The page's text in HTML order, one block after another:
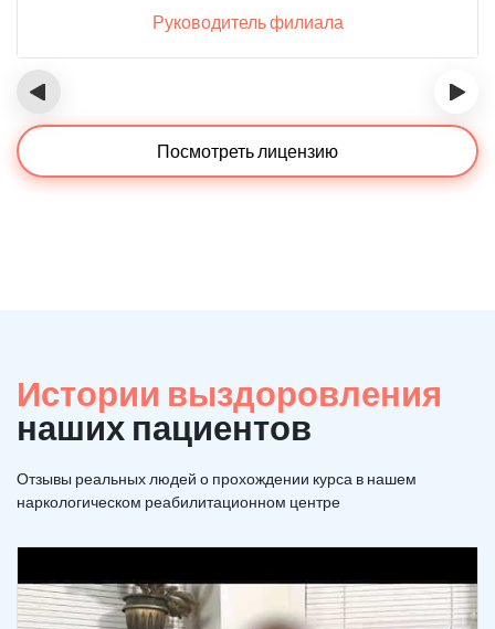
Руководитель филиала
‹ ›
Посмотреть лицензию
Истории выздоровления
наших пациентов
Отзывы реальных людей о прохождении курса в нашем
наркологическом реабилитационном центре